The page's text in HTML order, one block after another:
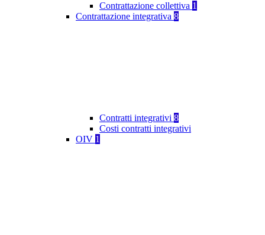
Contrattazione collettiva 1
Contrattazione integrativa 8
Contratti integrativi 8
Costi contratti integrativi
OIV 1